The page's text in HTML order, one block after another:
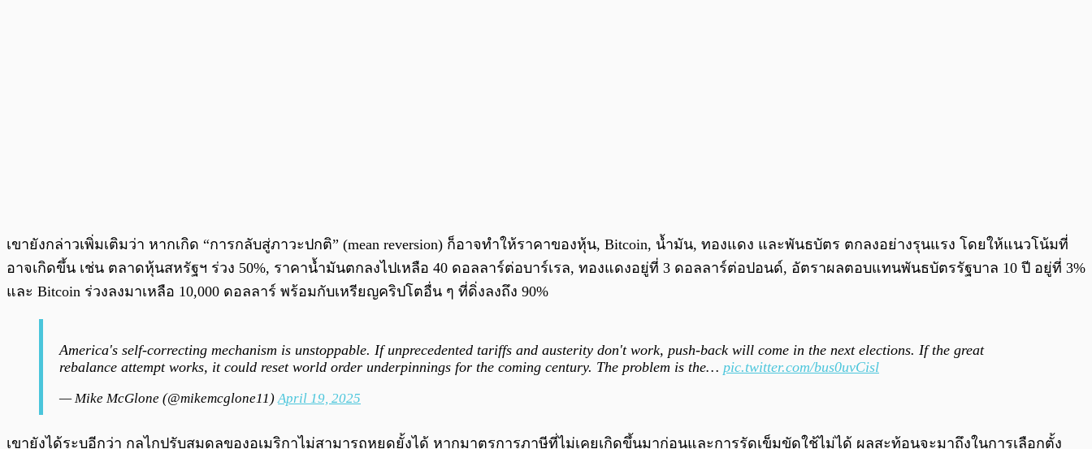
เขายังกล่าวเพิ่มเติมว่า หากเกิด “การกลับสู่ภาวะปกติ” (mean reversion) ก็อาจทำให้ราคาของหุ้น, Bitcoin, น้ำมัน, ทองแดง และพันธบัตร ตกลงอย่างรุนแรง โดยให้แนวโน้มที่
อาจเกิดขึ้น เช่น ตลาดหุ้นสหรัฐฯ ร่วง 50%, ราคาน้ำมันตกลงไปเหลือ 40 ดอลลาร์ต่อบาร์เรล, ทองแดงอยู่ที่ 3 ดอลลาร์ต่อปอนด์, อัตราผลตอบแทนพันธบัตรรัฐบาล 10 ปี อยู่ที่ 3%
และ Bitcoin ร่วงลงมาเหลือ 10,000 ดอลลาร์ พร้อมกับเหรียญคริปโตอื่น ๆ ที่ดิ่งลงถึง 90%
America's self-correcting mechanism is unstoppable. If unprecedented tariffs and austerity don't work, push-back will come in the next elections. If the great
rebalance attempt works, it could reset world order underpinnings for the coming century. The problem is the… pic.twitter.com/bus0uvCisl
— Mike McGlone (@mikemcglone11)April 19, 2025
เขายังได้ระบุอีกว่า กลไกปรับสมดุลของอเมริกาไม่สามารถหยุดยั้งได้ หากมาตรการภาษีที่ไม่เคยเกิดขึ้นมาก่อนและการรัดเข็มขัดใช้ไม่ได้ ผลสะท้อนจะมาถึงในการเลือกตั้ง